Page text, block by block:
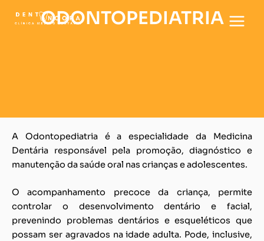
ODONTOPEDIATRIA
A Odontopediatria é a especialidade da Medicina
Dentária responsável pela promoção, diagnóstico e
manutenção da saúde oral nas crianças e adolescentes.
O acompanhamento precoce da criança, permite
controlar o desenvolvimento dentário e facial,
prevenindo problemas dentários e esqueléticos que
possam ser agravados na idade adulta. Pode, inclusive,